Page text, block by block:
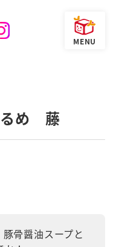
るめ 藤
骨醤油スープと